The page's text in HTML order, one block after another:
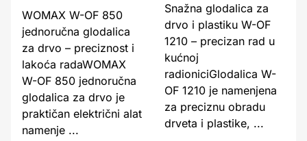
WOMAX W-OF 850
jednoručna glodalica
za drvo – preciznost i
lakoća radaWOMAX
W-OF 850 jednoručna
glodalica za drvo je
praktičan električni alat
namenje ...
Snažna glodalica za
drvo i plastiku W-OF
1210 – precizan rad u
kućnoj
radioniciGlodalica W-
OF 1210 je namenjena
za preciznu obradu
drveta i plastike, ...